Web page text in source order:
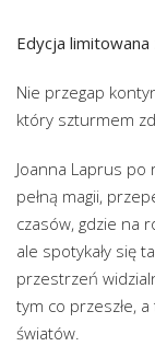
Edycja
Nie przegap
który szturmem
Joanna Laprus
pełną magii,
czasów, gdzie na
ale spotykały się
przestrzeń
tym co przeszłe,
światów.